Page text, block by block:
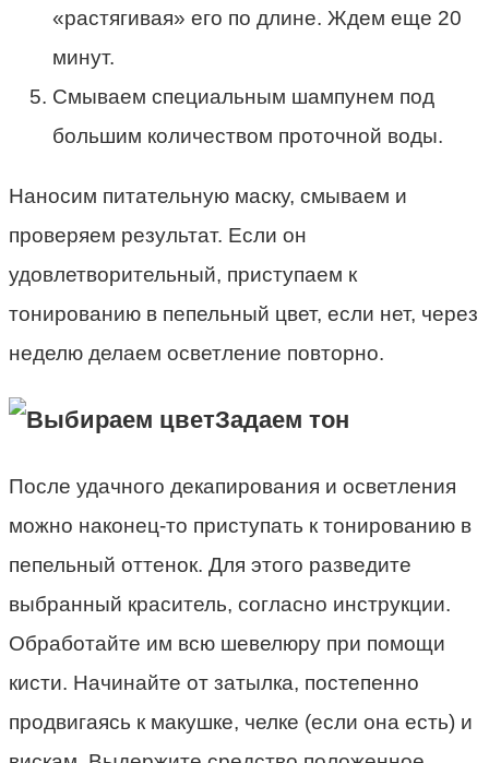
«растягивая» его по длине. Ждем еще 20
минут.
Смываем специальным шампунем под
большим количеством проточной воды.
Наносим питательную маску, смываем и
проверяем результат. Если он
удовлетворительный, приступаем к
тонированию в пепельный цвет, если нет, через
неделю делаем осветление повторно.
Задаем тон
После удачного декапирования и осветления
можно наконец-то приступать к тонированию в
пепельный оттенок. Для этого разведите
выбранный краситель, согласно инструкции.
Обработайте им всю шевелюру при помощи
кисти. Начинайте от затылка, постепенно
продвигаясь к макушке, челке (если она есть) и